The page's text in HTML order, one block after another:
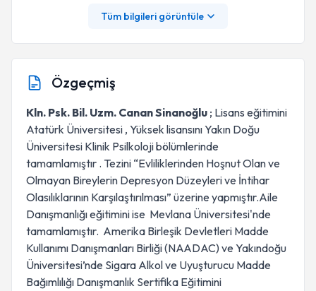
Tüm bilgileri görüntüle
Özgeçmiş
Kln. Psk. Bil. Uzm. Canan Sinanoğlu ; Lisans eğitimini
Atatürk Üniversitesi , Yüksek lisansını Yakın Doğu
Üniversitesi Klinik Psilkoloji bölümlerinde
tamamlamıştır . Tezini “Evliliklerinden Hoşnut Olan ve
Olmayan Bireylerin Depresyon Düzeyleri ve İntihar
Olasılıklarının Karşılaştırılması” üzerine yapmıştır.Aile
Danışmanlığı eğitimini ise Mevlana Üniversitesi'nde
tamamlamıştır. Amerika Birleşik Devletleri Madde
Kullanımı Danışmanları Birliği (NAADAC) ve Yakındoğu
Üniversitesi’nde Sigara Alkol ve Uyuşturucu Madde
Bağımlılığı Danışmanlık Sertifika Eğitimini